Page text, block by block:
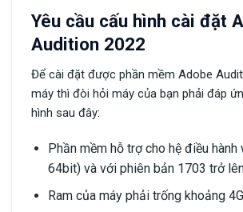
Yêu cầu cấu hình cài đặt
Audition 2022
Để cài đặt được phần mềm Adobe
máy thì đòi hỏi máy của bạn phải đáp
hình sau đây:
Phần mềm hỗ trợ cho hệ điều
64bit) và với phiên bản 1703 trở
Ram của máy phải trống khoảng